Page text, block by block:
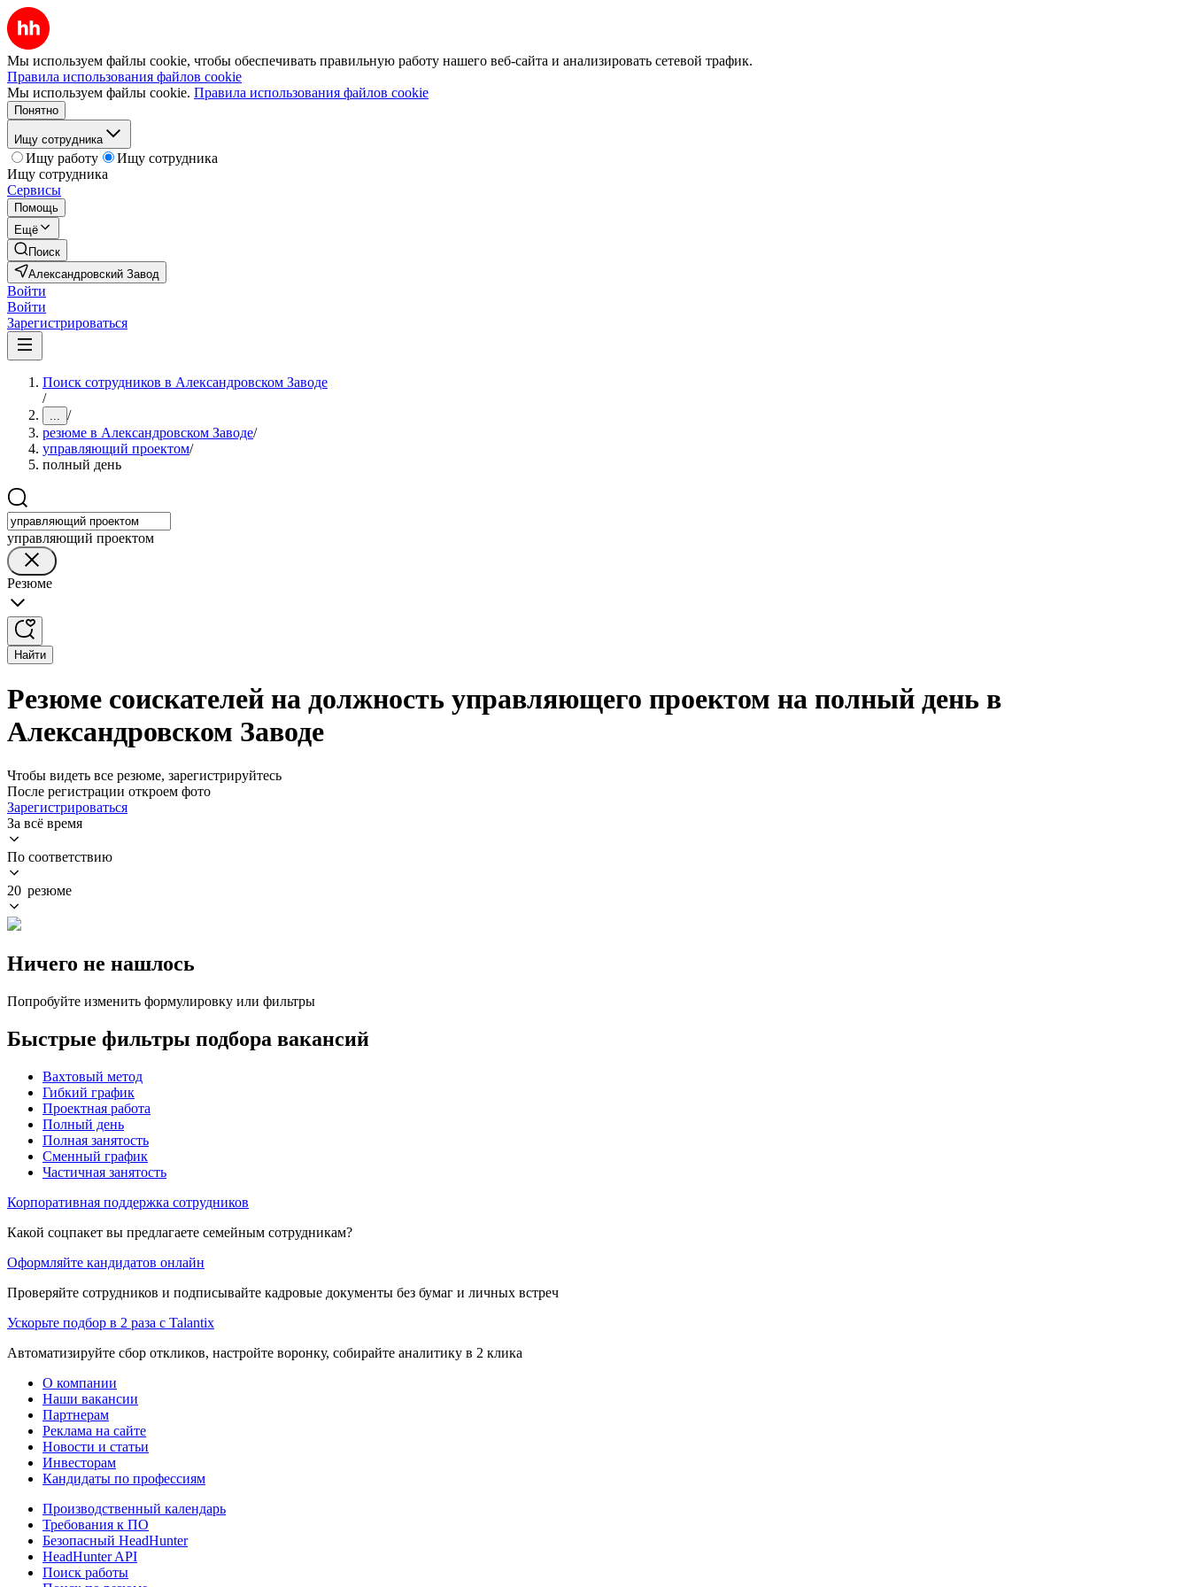
Мы используем файлы cookie, чтобы обеспечивать правильную работу нашего веб-сайта и анализировать сетевой трафик.
Правила использования файлов cookie
Мы используем файлы cookie. Правила использования файлов cookie
Понятно
Ищу сотрудника
Ищу работу
Ищу сотрудника
Ищу сотрудника
Сервисы
Помощь
Ещё
Поиск
Александровский Завод
Войти
Войти
Зарегистрироваться
Поиск сотрудников в Александровском Заводе
/
... /
резюме в Александровском Заводе/
управляющий проектом/
полный день
управляющий проектом
Резюме
Найти
Резюме соискателей на должность управляющего проектом на полный день в
Александровском Заводе
Чтобы видеть все резюме, зарегистрируйтесь
После регистрации откроем фото
Зарегистрироваться
За всё время
По соответствию
20 резюме
Ничего не нашлось
Попробуйте изменить формулировку или фильтры
Быстрые фильтры подбора вакансий
Вахтовый метод
Гибкий график
Проектная работа
Полный день
Полная занятость
Сменный график
Частичная занятость
Корпоративная поддержка сотрудников
Какой соцпакет вы предлагаете семейным сотрудникам?
Оформляйте кандидатов онлайн
Проверяйте сотрудников и подписывайте кадровые документы без бумаг и личных встреч
Ускорьте подбор в 2 раза с Talantix
Автоматизируйте сбор откликов, настройте воронку, собирайте аналитику в 2 клика
О компании
Наши вакансии
Партнерам
Реклама на сайте
Новости и статьи
Инвесторам
Кандидаты по профессиям
Производственный календарь
Требования к ПО
Безопасный HeadHunter
HeadHunter API
Поиск работы